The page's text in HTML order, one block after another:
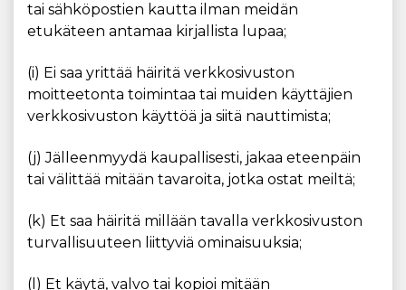
tai sähköpostien kautta ilman meidän
etukäteen antamaa kirjallista lupaa;
(i) Ei saa yrittää häiritä verkkosivuston
moitteetonta toimintaa tai muiden käyttäjien
verkkosivuston käyttöä ja siitä nauttimista;
(j) Jälleenmyydä kaupallisesti, jakaa eteenpäin
tai välittää mitään tavaroita, jotka ostat meiltä;
(k) Et saa häiritä millään tavalla verkkosivuston
turvallisuuteen liittyviä ominaisuuksia;
(l) Et käytä, valvo tai kopioi mitään